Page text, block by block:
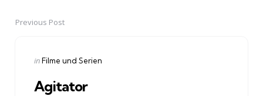
PostPrevious Post
Posted
inFilme und Serien
Agitator